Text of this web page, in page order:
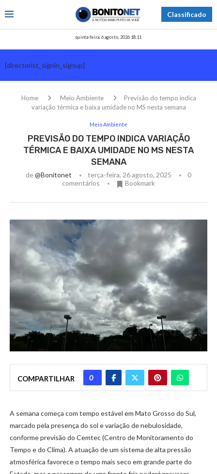
Classificado
quinta-feira, 6 agosto, 2026 18:11
[directorist_signin_signup]
Home Meio Ambiente
Previsão do tempo indica
variação térmica e baixa umidade no MS nesta semana
Meio Ambiente
PREVISÃO DO TEMPO INDICA VARIAÇÃO
TÉRMICA E BAIXA UMIDADE NO MS NESTA
SEMANA
de@bonitonet terça-feira, 26 agosto, 2025
0
comentários
Bookmark
COMPARTILHAR 0
A semana começa com tempo estável em Mato Grosso do Sul,
marcado pela presença do sol e variação de nebulosidade,
conforme previsão do Cemtec (Centro de Monitoramento do
Tempo e do Clima). A atuação de um sistema de alta pressão
atmosférica favorece o tempo mais seco em grande parte do